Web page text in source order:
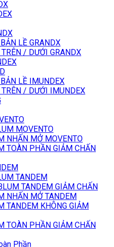
LỀ GRANDX
/ DƯỚI GRANDX
BẢN LỀ IMUNDEX
TRÊN / DƯỚI IMUNDEX
MOVENTO
NHẤN MỞ MOVENTO
TOÀN PHẦN GIẢM CHẤN
TANDEM
TANDEM GIẢM CHẤN
NHẤN MỞ TANDEM
TANDEM KHÔNG GIẢM
TOÀN PHẦN GIẢM CHẤN
Phần